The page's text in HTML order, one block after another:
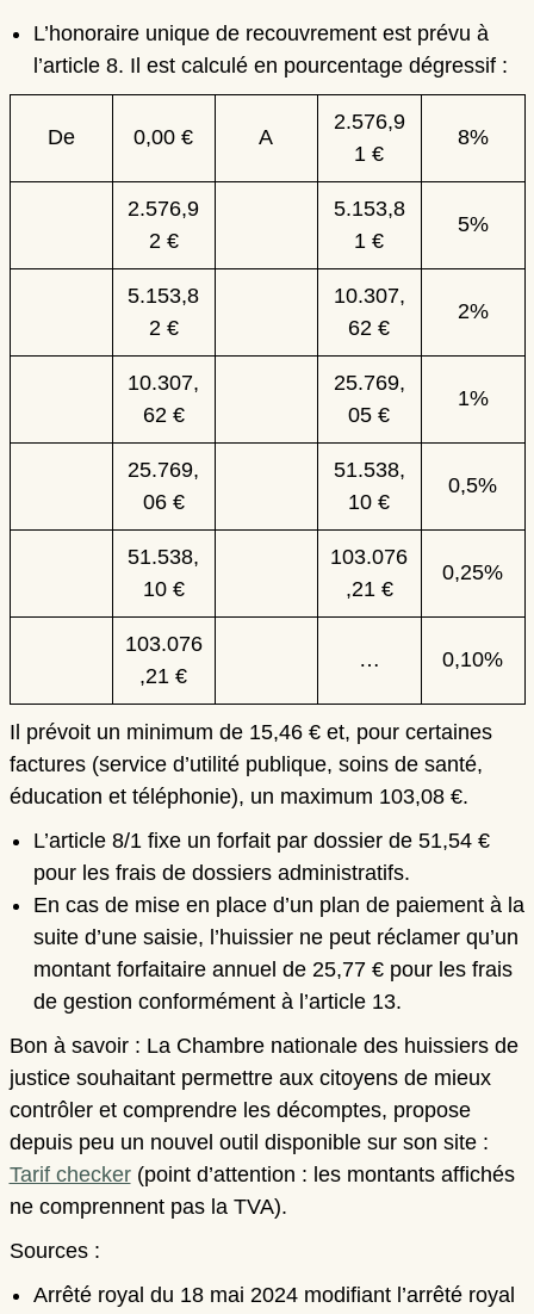
L’honoraire unique de recouvrementest prévu à
l’article 8. Il est calculé en pourcentage dégressif :
De 0,00 € A
2.576,9
1 €
8%
2.576,9
2 €
5.153,8
1 €
5%
5.153,8
2 €
10.307,
62 €
2%
10.307,
62 €
25.769,
05 €
1%
25.769,
06 €
51.538,
10 €
0,5%
51.538,
10 €
103.076
,21 €
0,25%
103.076
,21 €
… 0,10%
Il prévoit un minimum de 15,46 € et, pour certaines
factures (service d’utilité publique, soins de santé,
éducation et téléphonie), un maximum 103,08 €.
L’article 8/1 fixe un forfait par dossier de 51,54 €
pour les frais de dossiers administratifs.
En cas de mise en place d’un plan de paiement à la
suite d’une saisie, l’huissier ne peut réclamer qu’un
montant forfaitaire annuel de 25,77 € pour les frais
de gestion conformémentà l’article 13.
Bon à savoir: La Chambre nationale des huissiers de
justice souhaitant permettre aux citoyens de mieux
contrôler et comprendre les décomptes, propose
depuis peu un nouvel outil disponible sur son site :
Tarif checker(point d’attention : les montants affichés
ne comprennent pas la TVA).
Sources :
Arrêté royal du 18 mai 2024 modifiant l’arrêté royal